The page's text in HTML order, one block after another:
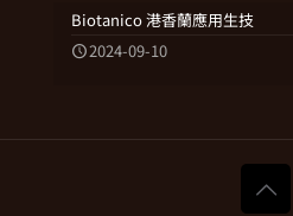
Biotanico 港香蘭應用生技
2024-09-10